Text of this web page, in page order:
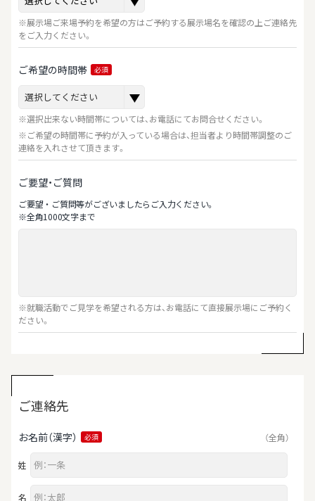
※展示場ご来場予約を希望の方はご予約する展示場名を確認の上ご連絡先
をご入力ください。
ご希望の時間帯 必須
※選択出来ない時間帯については、お電話にてお問合せください。
※ご希望の時間帯に予約が入っている場合は、担当者より時間帯調整のご
連絡を入れさせて頂きます。
ご要望・ご質問
ご要望‧ご質問等がございましたらご⼊⼒ください。
※全⾓1000⽂字まで
※就職活動でご見学を希望される方は、お電話にて直接展示場にご予約く
ださい。
ご連絡先
お名前（漢字） 必須 （全角）
姓
名